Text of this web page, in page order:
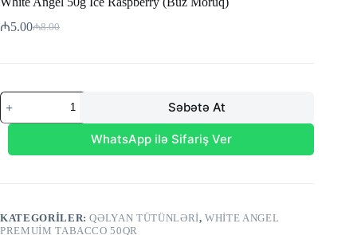
₼8.00
Original
was:
₼5.00Current
is:
White
Angel
50g
Raspberry
Səbətə At
WhatsApp ilə Sifariş Ver
KATEGORILER:QƏLYAN TÜTÜNLƏRI,WHITE ANGEL
PREMUIM TABACCO 50QR